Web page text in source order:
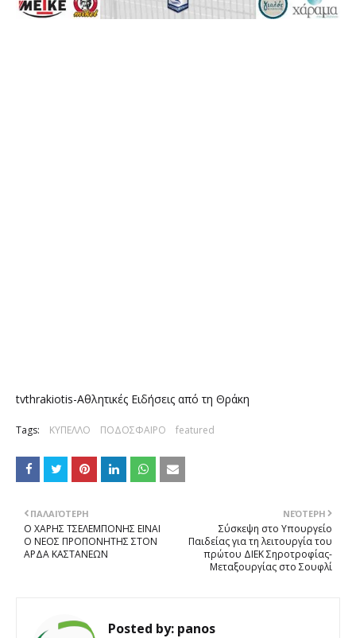
tvthrakiotis-Αθλητικές Ειδήσεις από τη Θράκη
Tags: ΚΥΠΕΛΛΟ ΠΟΔΟΣΦΑΙΡΟ featured
ΝΕΌΤΕΡΗ
Σύσκεψη στο Υπουργείο
Παιδείας για τη λειτουργία του
πρώτου ΔΙΕΚ Σηροτροφίας-
Μεταξουργίας στο Σουφλί
ΠΑΛΑΙΌΤΕΡΗ
Ο ΧΑΡΗΣ ΤΣΕΛΕΜΠΟΝΗΣ ΕΙΝΑΙ
Ο ΝΕΟΣ ΠΡΟΠΟΝΗΤΗΣ ΣΤΟΝ
ΑΡΔΑ ΚΑΣΤΑΝΕΩΝ
Posted by: panos